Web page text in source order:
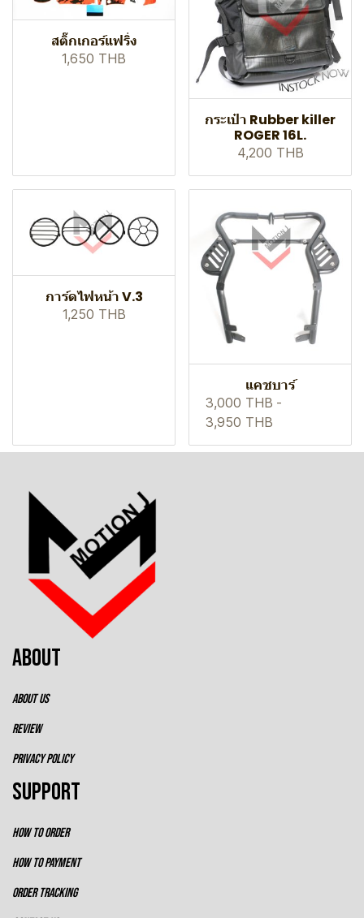
สติ๊กเกอร์แฟริ่ง
1,650 THB
กระเป๋า Rubber killer
ROGER 16L.
4,200 THB
การ์ดไฟหน้า V.3
1,250 THB
แคชบาร์
3,000 THB -
3,950 THB
ABOUT
ABOUT US
REVIEW
PRIVACY POLICY
SUPPORT
HOW TO ORDER
HOW TO PAYMENT
ORDER TRACKING